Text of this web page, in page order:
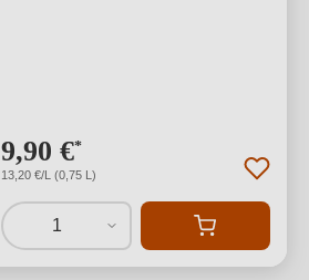
9,90 €*
13,20 €/L (0,75 L)
1